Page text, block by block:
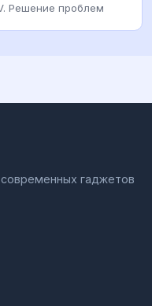
Решение проблем
гаджетов